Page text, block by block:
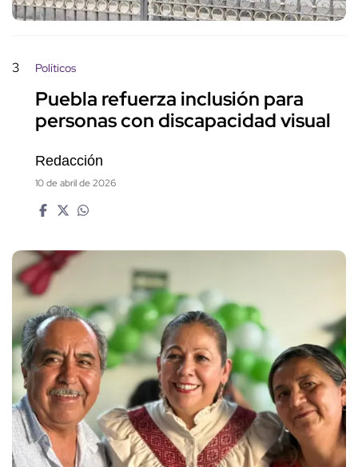
3 Políticos
Puebla refuerza inclusión para
personas con discapacidad visual
Redacción
10 de abril de 2026